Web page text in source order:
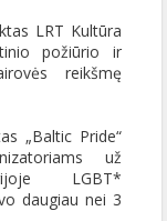
LRT Kultūra
požiūrio ir
reikšmę
„Baltic Pride“
už
LGBT*
daugiau nei 3